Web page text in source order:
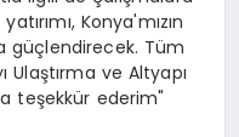
Konya'mızın
güçlendirecek. Tüm
Ulaştırma ve Altyapı
teşekkür ederim"